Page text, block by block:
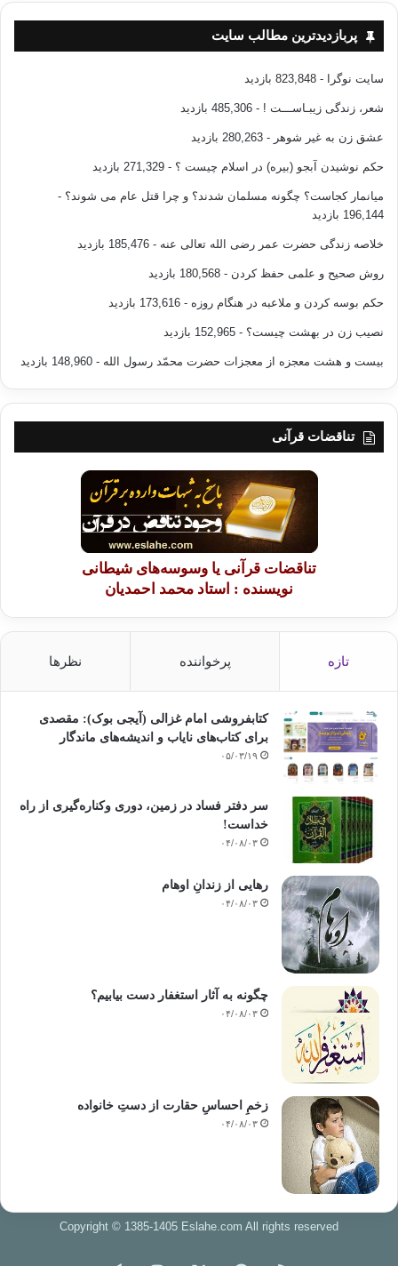
پربازدیدترین مطالب سایت
سایت نوگرا - 823,848 بازدید
شعر، زندگی زیبـاســـت ! - 485,306 بازدید
عشق زن به غیر شوهر - 280,263 بازدید
حکم نوشیدن آبجو (بیره) در اسلام چیست ؟ - 271,329 بازدید
میانمار کجاست؟ چگونه مسلمان شدند؟ و چرا قتل عام می شوند؟ -
196,144 بازدید
خلاصه زندگی حضرت عمر رضی الله تعالی عنه - 185,476 بازدید
روش صحیح و علمی حفظ کردن - 180,568 بازدید
حکم بوسه کردن و ملاعبه در هنگام روزه - 173,616 بازدید
نصیب زن در بهشت چیست؟ - 152,965 بازدید
بیست و هشت معجزه از معجزات حضرت محمّد رسول الله - 148,960 بازدید
تناقضات قرآنی
تناقضات قرآنی یا وسوسه‌های شیطانی
نویسنده : استاد محمد احمدیان
تازه پرخواننده نظرها
کتابفروشی امام غزالی (آیجی بوک): مقصدی
برای کتاب‌های نایاب و اندیشه‌های ماندگار
۰۵/۰۳/۱۹
سر دفتر فساد در زمین‌، دوری وکناره‌گیری از راه
خداست‌!
۰۴/۰۸/۰۳
رهایی از زندانِ اوهام
۰۴/۰۸/۰۳
چگونه به آثار استغفار دست بیابیم؟
۰۴/۰۸/۰۳
زخمِ احساسِ حقارت از دستِ خانواده
۰۴/۰۸/۰۳
Copyright © 1385-1405 Eslahe.com All rights reserved